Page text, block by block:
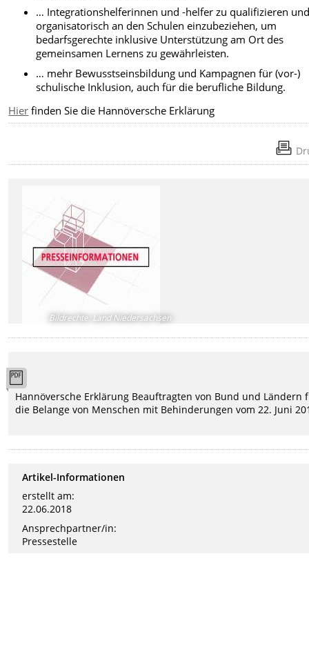
… Integrationshelferinnen und -helfer zu qualifizieren
organisatorisch an den Schulen einzubeziehen, um
bedarfsgerechte inklusive Unterstützung am Ort des
gemeinsamen Lernens zu gewährleisten.
… mehr Bewusstseinsbildung und Kampagnen für (vor-)
schulische Inklusion, auch für die berufliche Bildung.
Hier finden Sie die Hannöversche Erklärung
Bildrechte: Land Niedersachsen
Hannöversche Erklärung Beauftragten von Bund und Ländern
die Belange von Menschen mit Behinderungen vom 22. Juni
Artikel-Informationen
erstellt am:
22.06.2018
Ansprechpartner/in:
Pressestelle